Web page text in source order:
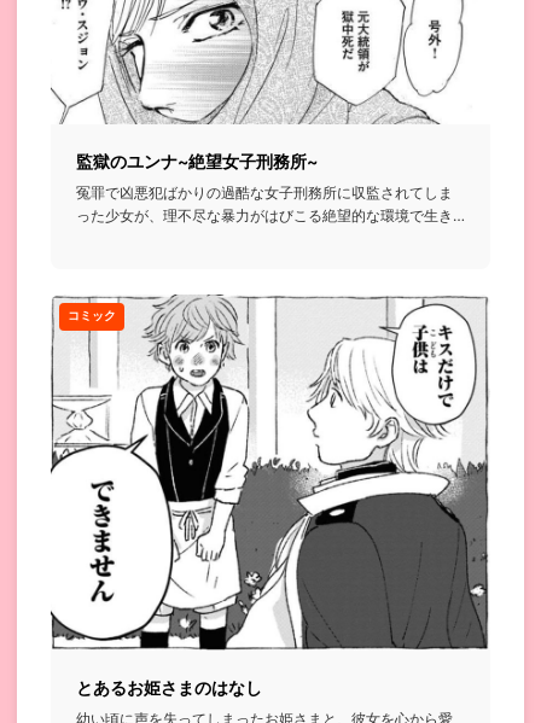
監獄のユンナ~絶望女子刑務所~
冤罪で凶悪犯ばかりの過酷な女子刑務所に収監されてしま
った少女が、理不尽な暴力がはびこる絶望的な環境で生き
コミック
とあるお姫さまのはなし
幼い頃に声を失ってしまったお姫さまと、彼女を心から愛